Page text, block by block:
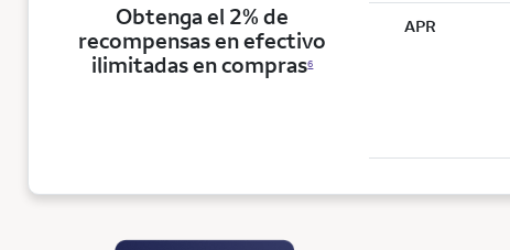
Obtenga el 2% de
recompensas en efectivo
ilimitadas en compras6
APR